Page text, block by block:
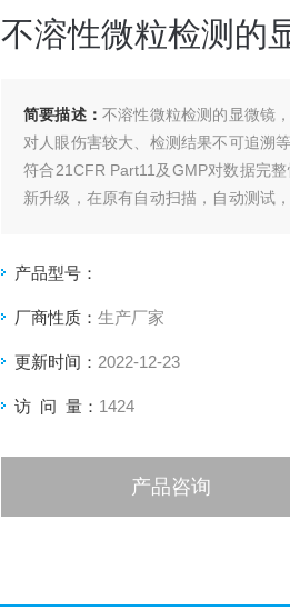
不溶性微粒检测的
简要描述： 不溶性微粒检测的显微镜
对人眼伤害较大、检测结果不可追溯
符合21CFR Part11及GMP对数据完
新升级，在原有自动扫描，自动测试
产品型号：
厂商性质： 生产厂家
更新时间： 2022-12-23
访 问 量： 1424
产品咨询